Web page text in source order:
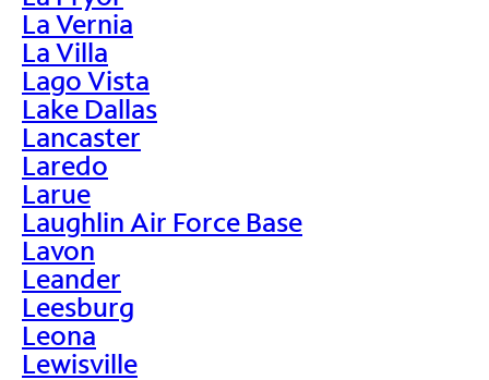
La Vernia
La Villa
Lago Vista
Lake Dallas
Lancaster
Laredo
Larue
Laughlin Air Force Base
Lavon
Leander
Leesburg
Leona
Lewisville